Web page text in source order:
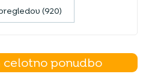
(920)
ponudbo